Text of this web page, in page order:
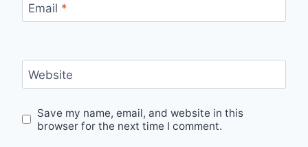
Email *
Website
Save my name, email, and website in this
browser for the next time I comment.